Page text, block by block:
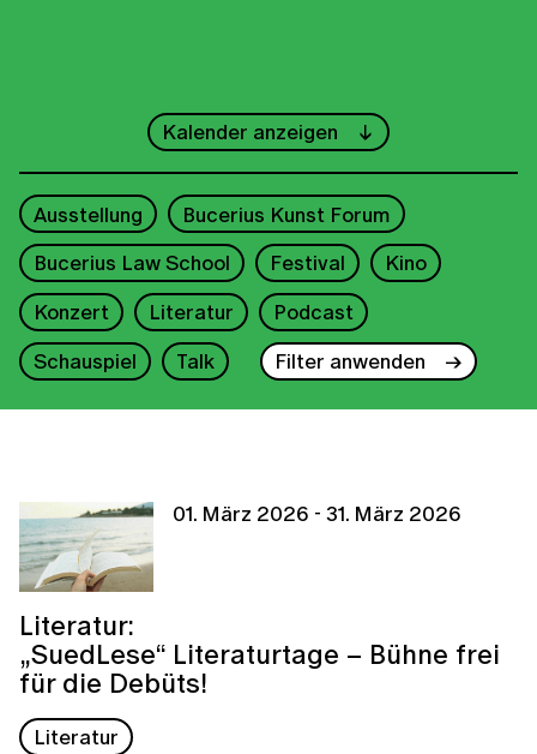
März
2
3 4 5 6 7
9
10 11 12 13
16
17 18 19 20 21
22
23
24 25 26 27 28
29
2026
Kalender anzeigen
Ausstellung
Bucerius Kunst Forum
Bucerius Law School
Festival
Kino
Konzert
Literatur
Podcast
Schauspiel
Talk Filter anwenden
01. März 2026 - 31. März 2026
Literatur:
„SuedLese“ Literaturtage – Bühne frei
für die Debüts!
Literatur